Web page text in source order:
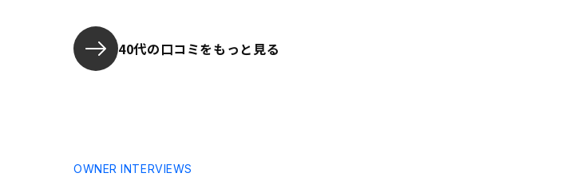
ます。購入先がリノジーである事等
全てをオープンでわかりやすくして
も魅力ある商品パッケージであると
40代の口コミをもっと見る
OWNER INTERVIEWS